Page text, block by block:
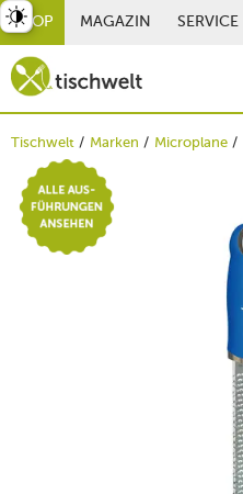
SHOP MAGAZIN SERVICE
Tischwelt Marken Microplane
umschalten